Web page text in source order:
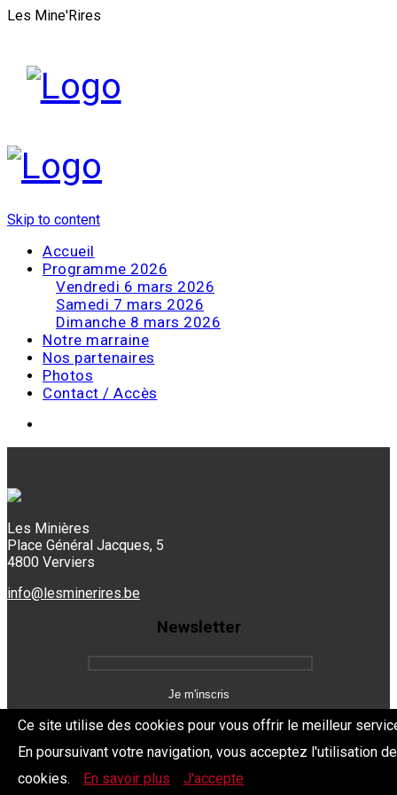
Les Mine'Rires
Skip to content
Accueil
Programme 2026
Vendredi 6 mars 2026
Samedi 7 mars 2026
Dimanche 8 mars 2026
Notre marraine
Nos partenaires
Photos
Contact / Accès
Les Minières
Place Général Jacques, 5
4800 Verviers
info@lesminerires.be
Newsletter
Copyright 2026 Les Mine'Rires - Politique de confidentialité
Ce site utilise des cookies pour vous offrir le meilleur
En poursuivant votre navigation, vous acceptez l'utilisation
cookies.
En savoir plus J'accepte